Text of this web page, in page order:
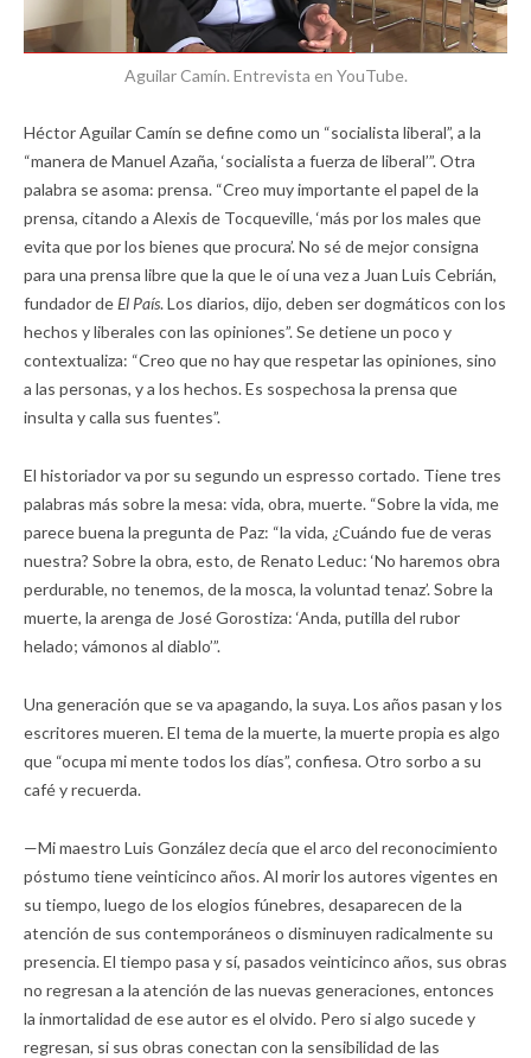
Aguilar Camín. Entrevista en YouTube.
Héctor Aguilar Camín se define como un “socialista liberal”, a la
“manera de Manuel Azaña, ‘socialista a fuerza de liberal’”. Otra
palabra se asoma: prensa. “Creo muy importante el papel de la
prensa, citando a Alexis de Tocqueville, ‘más por los males que
evita que por los bienes que procura’. No sé de mejor consigna
para una prensa libre que la que le oí una vez a Juan Luis Cebrián,
fundador deEl País. Los diarios, dijo, deben ser dogmáticos con los
hechos y liberales con las opiniones”. Se detiene un poco y
contextualiza: “Creo que no hay que respetar las opiniones, sino
a las personas, y a los hechos. Es sospechosa la prensa que
insulta y calla sus fuentes”.
El historiador va por su segundo un espresso cortado. Tiene tres
palabras más sobre la mesa: vida, obra, muerte. “Sobre la vida, me
parece buena la pregunta de Paz: “la vida, ¿Cuándo fue de veras
nuestra? Sobre la obra, esto, de Renato Leduc: ‘No haremos obra
perdurable, no tenemos, de la mosca, la voluntad tenaz’. Sobre la
muerte, la arenga de José Gorostiza: ‘Anda, putilla del rubor
helado; vámonos al diablo’”.
Una generación que se va apagando, la suya. Los años pasan y los
escritores mueren. El tema de la muerte, la muerte propia es algo
que “ocupa mi mente todos los días”, confiesa. Otro sorbo a su
café y recuerda.
—Mi maestro Luis González decía que el arco del reconocimiento
póstumo tiene veinticinco años. Al morir los autores vigentes en
su tiempo, luego de los elogios fúnebres, desaparecen de la
atención de sus contemporáneos o disminuyen radicalmente su
presencia. El tiempo pasa y sí, pasados veinticinco años, sus obras
no regresan a la atención de las nuevas generaciones, entonces
la inmortalidad de ese autor es el olvido. Pero si algo sucede y
regresan, si sus obras conectan con la sensibilidad de las